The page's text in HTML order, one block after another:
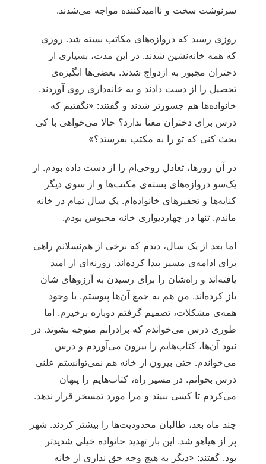
سرنوشت سخت و ناامیدکننده مواجه می‌شدند.
روزی رسید که دروازه‌های مکاتب بسته شد. روزی
که همه خانه‌نشین شدند. در این مدت، بسیاری از
دختران مجبور به ازدواج شدند. بعضی‌ها انگیزه‌ی
تحصیل را از دست دادند و به خانه‌داری روی آوردند.
خانواده‌ها هم جسورتر شدند و گفتند: «نگفتیم که
درس برای دختران معنا ندارد؟ حالا می‌خواهی با کی
بحث کنی که تو را به مکتب بفرستد؟»
در آن روزها، تعادل روحی‌ام را از دست داده بودم. از
یک‌سو دروازه‌های بسته‌ی مکتب‌ها و از سوی دیگر
کنایه‌ها و تحقیرهای خانواده‌ام. یک سال تمام در خانه
ماندم. تنها در چهاردیواری خانه محبوس بودم.
اما بعد از یک سال، دیدم که برخی از هم‌نسلانم راهی
برای ادامه‌ی مسیر پیدا کرده‌اند. روزنه‌ای از امید
یافته‌اند و راه‌شان را برای رسیدن به آرزوهای شان
باز کرده‌اند. من هم به جمع آن‌ها پیوستم. با وجود
همه‌ی مشکلات، تصمیم گرفتم دوباره برخیزم. اما
طوری درس می‌خواندم که برادرانم متوجه نشوند. در
نبود آن‌ها، کتاب‌هایم را بیرون می‌آوردم و درس
می‌خواندم. حتی بیرون از خانه هم نمی‌توانستم علنی
درس بخوانم. در مسیر راه، کتاب‌هایم را پنهان
می‌کردم تا کسی ببیند و مرا مورد تمسخر قرار ندهد.
چند ماه بعد، طالبان محدودیت‌ها را بیشتر کردند. شهر
پر از هیاهو شد. این بار تهدید خانواده خیلی شدیدتر
بود. گفتند: «دیگر به هیچ وجه حق نداری از خانه